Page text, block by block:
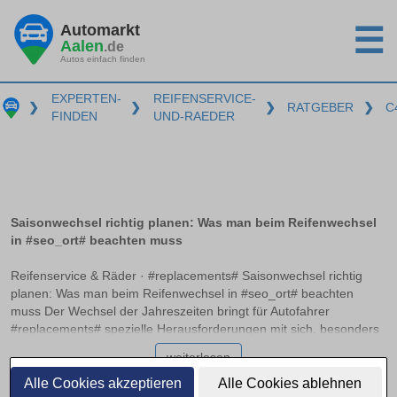
Alle Cookies akzeptieren Alle Cookies ablehnen
Automarkt
Aalen.de
Autos einfach finden ☰
❯
EXPERTEN-
FINDEN
❯
REIFENSERVICE-
UND-RAEDER
❯ RATGEBER ❯
Saisonwechsel richtig planen: Was man beim Reifenwechsel
in #seo_ort# beachten muss
Reifenservice & Räder · #replacements# Saisonwechsel richtig
planen: Was man beim Reifenwechsel in #seo_ort# beachten
muss Der Wechsel der Jahreszeiten bringt für Autofahrer
#replacements# spezielle Herausforderungen mit sich, besonders
wenn es um den Reifenwechsel geht. Die O-bis-O-Regel – von
Oktober bis Ostern – ist zwar ein nützlicher Anhaltspunkt, reicht
aber oft nicht aus, um wirklich sicher unterwegs zu sein. Zudem
weiterlesen